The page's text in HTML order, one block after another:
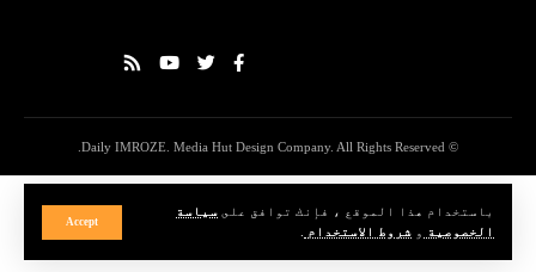
باستخدام هذا الموقع ، فإنك توافق على سياسة
الخصوصية
و شروط الاستخدام
Accept
© Daily IMROZE. Media Hut Design Company. All Rights Reserved.